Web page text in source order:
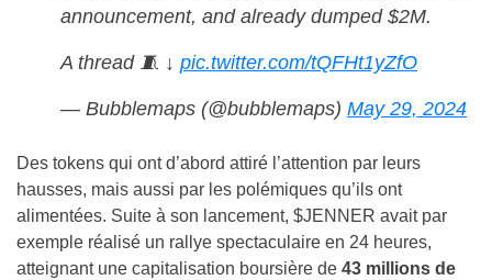
announcement, and already dumped $2M.
A thread 🧵 ↓ pic.twitter.com/tQFHt1yZfO
— Bubblemaps (@bubblemaps) May 29, 2024
Des tokens qui ont d’abord attiré l’attention par leurs
hausses, mais aussi par les polémiques qu’ils ont
alimentées. Suite à son lancement, $JENNER avait par
exemple réalisé un rallye spectaculaire en 24 heures,
atteignant une capitalisation boursière de 43 millions de